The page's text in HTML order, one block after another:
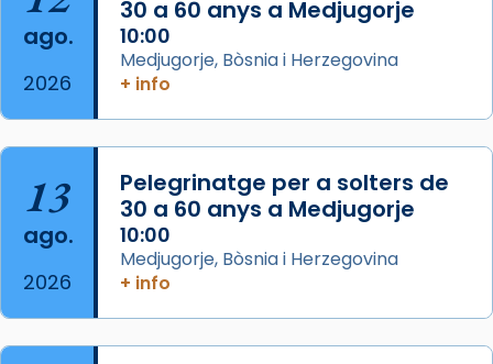
que les santes Juliana (“relatiu a Júlia”) i
Semproniana (“relatiu a Semprònia =
eterna”) són deixebles seves. I l’any 1667, el
... Ver más
View on Facebook · Share
ago.
2026
30 a 60 anys a Medjugorje
10:00
Medjugorje, Bòsnia i Herzegovina
+ info
13
ago.
2026
Pelegrinatge per a solters de
30 a 60 anys a Medjugorje
10:00
Medjugorje, Bòsnia i Herzegovina
+ info